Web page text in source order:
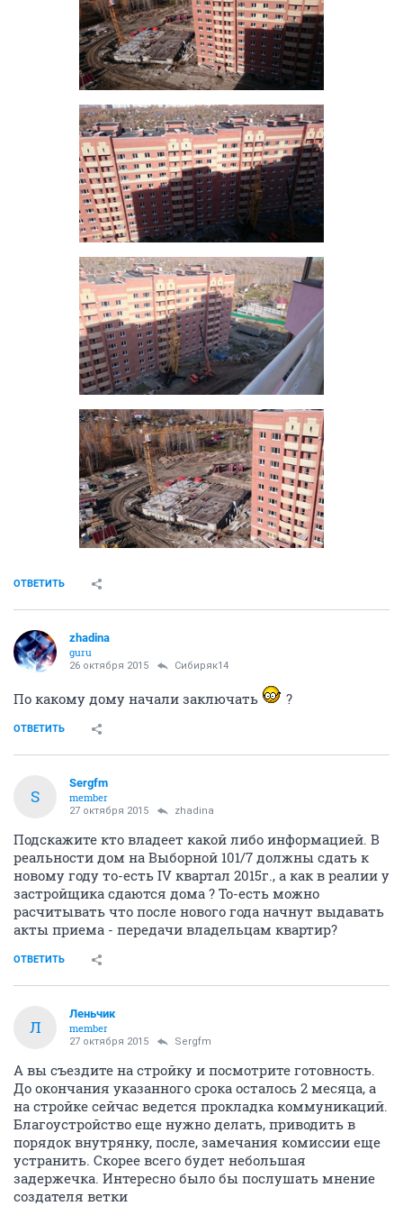
ОТВЕТИТЬ
zhadina
guru
26 октября 2015 Сибиряк14
По какому дому начали заключать ?
ОТВЕТИТЬ
S
Sergfm
member
27 октября 2015 zhadina
Подскажите кто владеет какой либо информацией. В
реальности дом на Выборной 101/7 должны сдать к
новому году то-есть IV квартал 2015г., а как в реалии у
застройщика сдаются дома ? То-есть можно
расчитывать что после нового года начнут выдавать
акты приема - передачи владельцам квартир?
ОТВЕТИТЬ
Л
Леньчик
member
27 октября 2015 Sergfm
А вы съездите на стройку и посмотрите готовность.
До окончания указанного срока осталось 2 месяца, а
на стройке сейчас ведется прокладка коммуникаций.
Благоустройство еще нужно делать, приводить в
порядок внутрянку, после, замечания комиссии еще
устранить. Скорее всего будет небольшая
задержечка. Интересно было бы послушать мнение
создателя ветки